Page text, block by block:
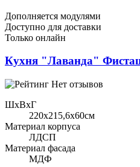
Дополняется модулями
Доступно для доставки
Только онлайн
Кухня "Лаванда"
Нет отзывов
ШхВхГ
220x215,6х60см
Материал корпуса
ЛДСП
Материал фасада
МДФ